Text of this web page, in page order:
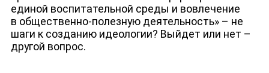
единой воспитательной среды и вовлечение
в общественно-полезную деятельность» – не
шаги к созданию идеологии? Выйдет или нет –
другой вопрос.